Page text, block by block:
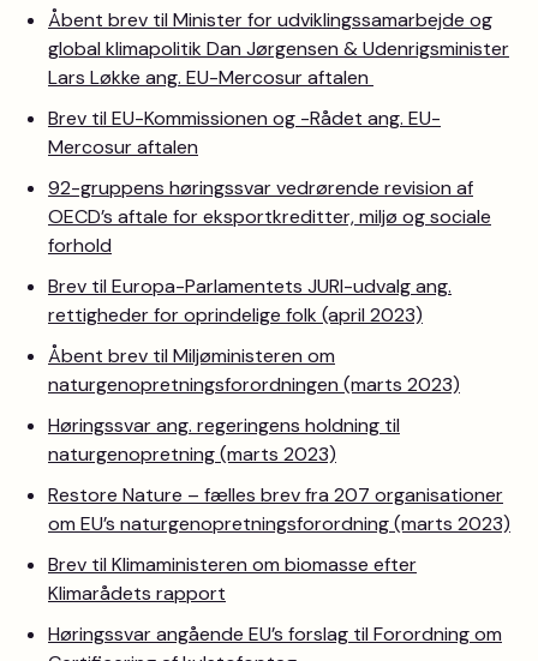
Åbent brev til Minister for udviklingssamarbejde og
global klimapolitik Dan Jørgensen & Udenrigsminister
Lars Løkke ang. EU-Mercosur aftalen
Brev til EU-Kommissionen og -Rådet ang. EU-
Mercosur aftalen
92-gruppens høringssvar vedrørende revision af
OECD’s aftale for eksportkreditter, miljø og sociale
forhold
Brev til Europa-Parlamentets JURI-udvalg ang.
rettigheder for oprindelige folk (april 2023)
Åbent brev til Miljøministeren om
naturgenopretningsforordningen (marts 2023)
Høringssvar ang. regeringens holdning til
naturgenopretning (marts 2023)
Restore Nature – fælles brev fra 207 organisationer
om EU’s naturgenopretningsforordning (marts 2023)
Brev til Klimaministeren om biomasse efter
Klimarådets rapport
Høringssvar angående EU’s forslag til Forordning om